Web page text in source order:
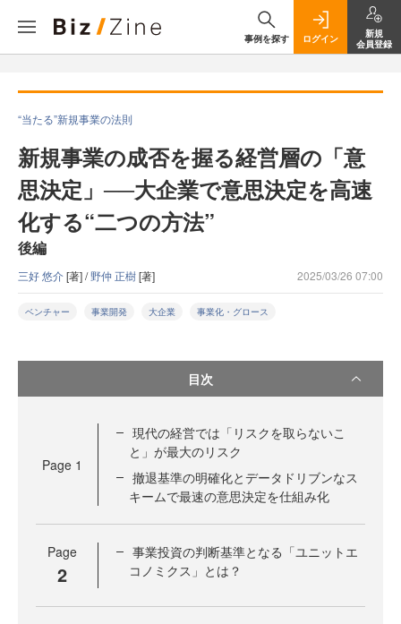
事例を探す ログイン
新規
会員登録
“当たる”新規事業の法則
新規事業の成否を握る経営層の「意
思決定」──大企業で意思決定を高速
化する“二つの方法”
後編
三好 悠介[著] /野仲 正樹[著] 2025/03/26 07:00
ベンチャー 事業開発 大企業 事業化・グロース
目次
Page 1
現代の経営では「リスクを取らないこ
と」が最大のリスク
撤退基準の明確化とデータドリブンなス
キームで最速の意思決定を仕組み化
Page
2
事業投資の判断基準となる「ユニットエ
コノミクス」とは？